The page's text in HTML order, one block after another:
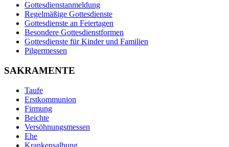
Gottesdienstanmeldung
Regelmäßige Gottesdienste
Gottesdienste an Feiertagen
Besondere Gottesdienstformen
Gottesdienste für Kinder und Familien
Pilgermessen
SAKRAMENTE
Taufe
Erstkommunion
Firmung
Beichte
Versöhnungsmessen
Ehe
Krankensalbung